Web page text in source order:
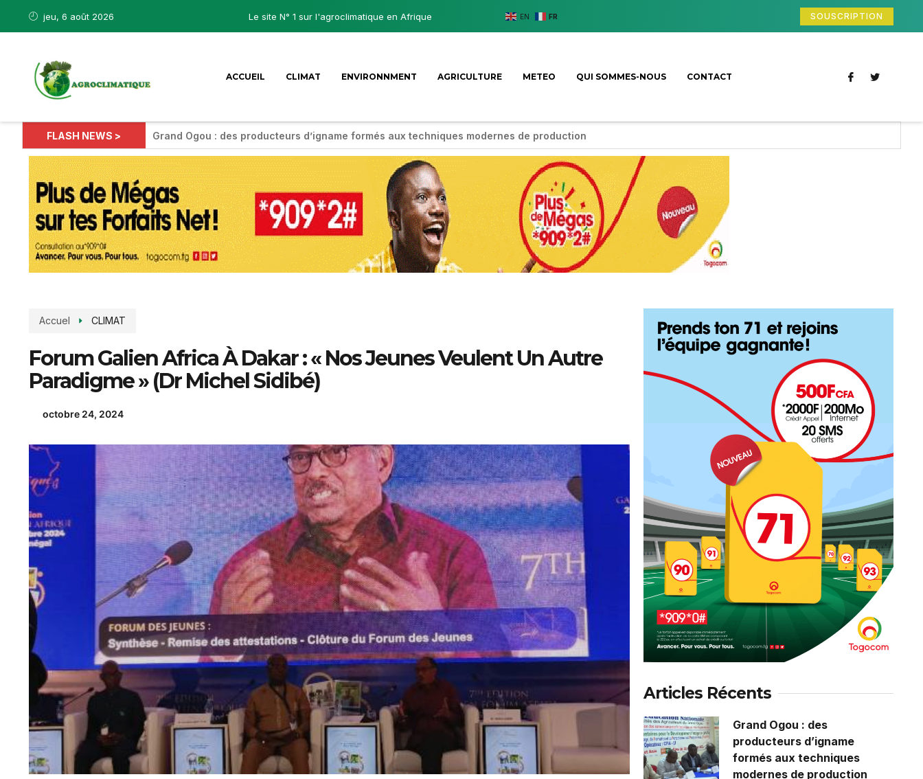
jeu, 6 août 2026 Le site N° 1 sur l'agroclimatique en Afrique EN FR SOUSCRIPTION
ACCUEIL CLIMAT ENVIRONNMENT AGRICULTURE METEO QUI SOMMES-NOUS CONTACT
FLASH NEWS > Grand Ogou : des producteurs d’igname formés aux techniques modernes de production
Accuel CLIMAT
Forum Galien Africa À Dakar : « Nos Jeunes Veulent Un Autre
Paradigme » (Dr Michel Sidibé)
octobre 24, 2024
Articles Récents
Grand Ogou : des
producteurs d’igname
formés aux techniques
modernes de production